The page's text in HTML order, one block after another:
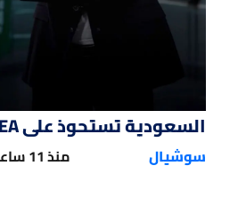
السعودية تستحوذ على EA
سوشيال منذ 11 ساعة